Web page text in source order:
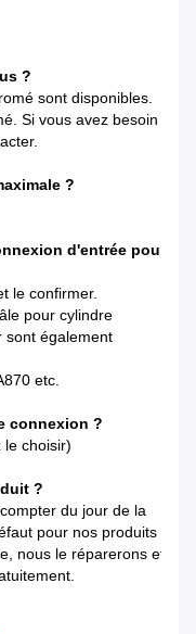
?
sont disponibles.
Si vous avez besoin
?
d'entrée pour
le confirmer.
pour cylindre
sont également
etc.
connexion ?
le choisir)
?
du jour de la
pour nos produits
nous le réparerons et